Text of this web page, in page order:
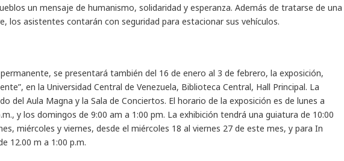
un mensaje de humanismo, solidaridad y esperanza. Además de tratarse de una
los asistentes contarán con seguridad para estacionar sus vehículos.
se presentará también del 16 de enero al 3 de febrero, la exposición,
en la Universidad Central de Venezuela, Biblioteca Central, Hall Principal. La
del Aula Magna y la Sala de Conciertos. El horario de la exposición es de lunes a
y los domingos de 9:00 am a 1:00 pm. La exhibición tendrá una guiatura de 10:00
miércoles y viernes, desde el miércoles 18 al viernes 27 de este mes, y para In
12.00 m a 1:00 p.m.